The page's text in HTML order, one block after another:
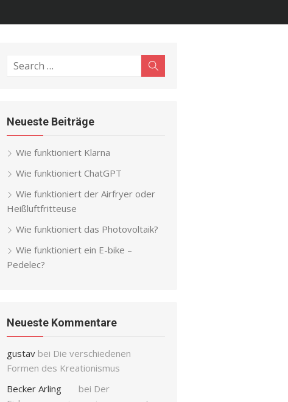
Search
Neueste Beiträge
Wie funktioniert Klarna
Wie funktioniert ChatGPT
Wie funktioniert der Airfryer oder
Heißluftfritteuse
Wie funktioniert das Photovoltaik?
Wie funktioniert ein E-bike –
Pedelec?
Neueste Kommentare
gustav bei Die verschiedenen
Formen des Kreationismus
Becker Arling
bei Der